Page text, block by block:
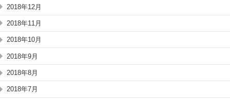
2018年12月
2018年11月
2018年10月
2018年9月
2018年8月
2018年7月